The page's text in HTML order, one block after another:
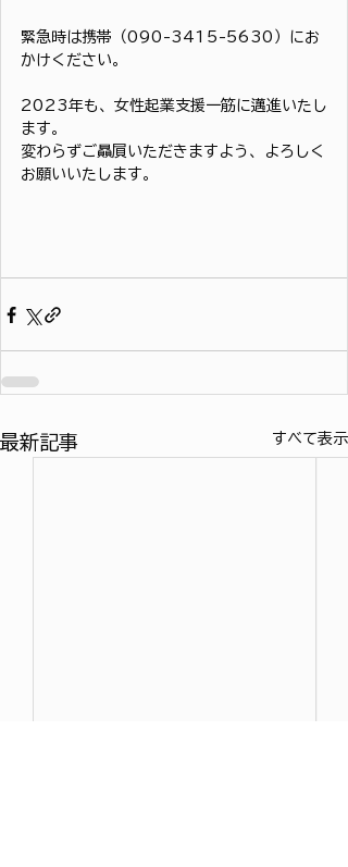
緊急時は携帯（090-3415-5630）にお
かけください。
2023年も、女性起業支援一筋に邁進いたし
ます。
変わらずご贔屓いただきますよう、よろしく
お願いいたします。
最新記事 すべて表示